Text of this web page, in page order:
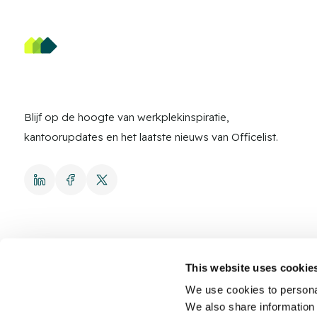
This website uses
We use cookies to
We also share
Blijf op de hoogte van werkplekinspiratie,
kantoorupdates en het laatste nieuws van Officelist.